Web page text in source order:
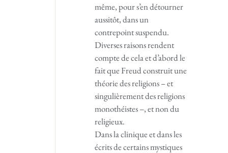
même, pour s’en détourner
aussitôt, dans un
contrepoint suspendu.
Diverses raisons rendent
compte de cela et d’abord le
fait que Freud construit une
théorie des religions – et
singulièrement des religions
monothéistes –, et non du
religieux.
Dans la clinique et dans les
écrits de certains mystiques